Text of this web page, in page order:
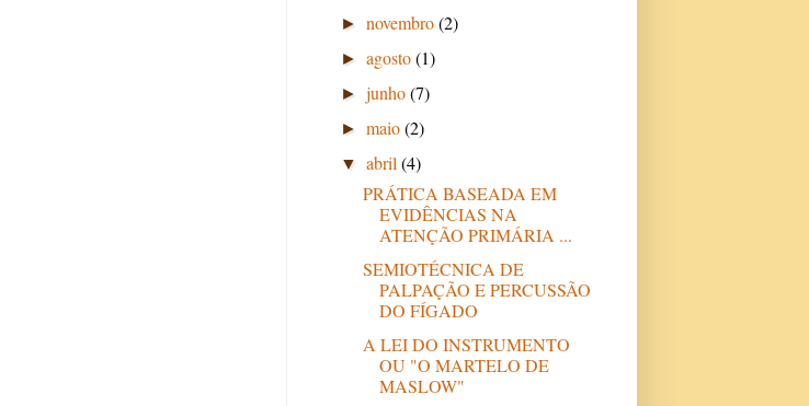
►novembro(2)
►agosto(1)
►junho(7)
►maio(2)
▼abril(4)
PRÁTICA BASEADA EM
EVIDÊNCIAS NA
ATENÇÃO PRIMÁRIA ...
SEMIOTÉCNICA DE
PALPAÇÃO E PERCUSSÃO
DO FÍGADO
A LEI DO INSTRUMENTO
OU "O MARTELO DE
MASLOW"